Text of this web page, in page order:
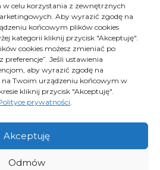
w celu korzystania z zewnętrznych
Aby wyrazić zgodę na
końcowym plików cookies
kategorii kliknij przycisk "Akceptuję".
cookies możesz zmieniać po
Jeśli ustawienia
aby wyrazić zgodę na
na Twoim urządzeniu końcowym w
kliknij przycisk "Akceptuję".
prywatności.
Akceptuję
Odmów
plików cookies (EU)
prywatności
prawa zastrzeżone